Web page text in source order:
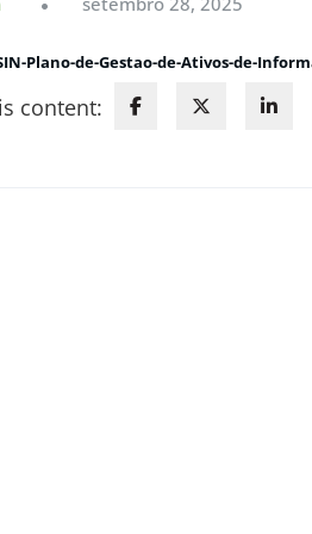
Plano-de-Gestao-de-Ativos-de-
content: